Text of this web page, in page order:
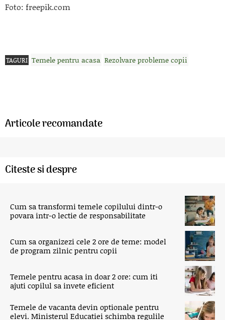
Foto: freepik.com
TAGURI Temele pentru acasa Rezolvare probleme copii
Articole recomandate
Citeste si despre
Cum sa transformi temele copilului dintr-o
povara intr-o lectie de responsabilitate
Cum sa organizezi cele 2 ore de teme: model
de program zilnic pentru copii
Temele pentru acasa in doar 2 ore: cum iti
ajuti copilul sa invete eficient
Temele de vacanta devin optionale pentru
elevi. Ministerul Educatiei schimba regulile